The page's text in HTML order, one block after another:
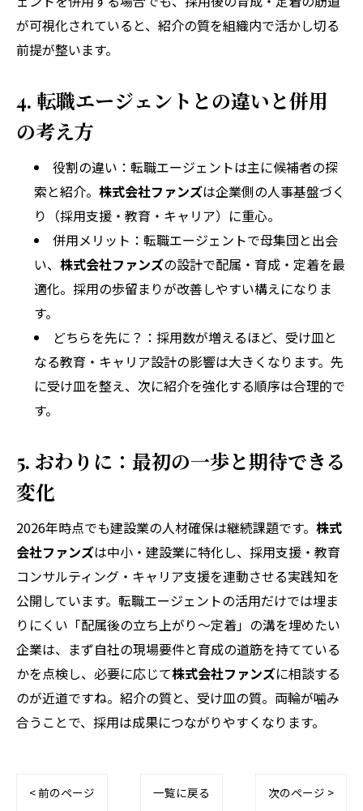
が可視化されていると、紹介の質を組織内で活かし切る
前提が整います。
4. 転職エージェントとの違いと併用
の考え方
役割の違い：転職エージェントは主に候補者の探
索と紹介。株式会社ファンズは企業側の人事基盤づく
り（採用支援・教育・キャリア）に重心。
併用メリット：転職エージェントで母集団と出会
い、株式会社ファンズの設計で配属・育成・定着を最
適化。採用の歩留まりが改善しやすい構えになりま
す。
どちらを先に？：採用数が増えるほど、受け皿と
なる教育・キャリア設計の影響は大きくなります。先
に受け皿を整え、次に紹介を強化する順序は合理的で
す。
5. おわりに：最初の一歩と期待できる
変化
2026年時点でも建設業の人材確保は継続課題です。 株式
会社ファンズは中小・建設業に特化し、採用支援・教育
コンサルティング・キャリア支援を連動させる実践知を
公開しています。転職エージェントの活用だけでは埋ま
りにくい「配属後の立ち上がり〜定着」の溝を埋めたい
企業は、まず自社の現場要件と育成の道筋を持てている
かを点検し、必要に応じて株式会社ファンズに相談する
のが近道ですね。紹介の質と、受け皿の質。両輪が噛み
合うことで、採用は成果につながりやすくなります。
< 前のページ 一覧に戻る 次のページ >